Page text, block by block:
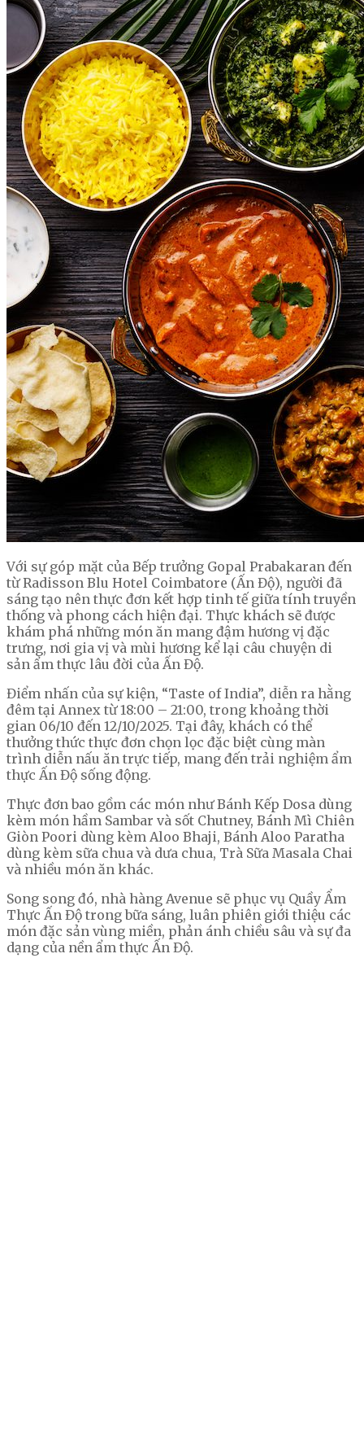
Với sự góp mặt của Bếp trưởng Gopal Prabakaran đến
từ Radisson Blu Hotel Coimbatore (Ấn Độ), người đã
sáng tạo nên thực đơn kết hợp tinh tế giữa tính truyền
thống và phong cách hiện đại. Thực khách sẽ được
khám phá những món ăn mang đậm hương vị đặc
trưng, nơi gia vị và mùi hương kể lại câu chuyện di
sản ẩm thực lâu đời của Ấn Độ.
Điểm nhấn của sự kiện, “Taste of India”, diễn ra hằng
đêm tại Annex từ 18:00 – 21:00, trong khoảng thời
gian 06/10 đến 12/10/2025. Tại đây, khách có thể
thưởng thức thực đơn chọn lọc đặc biệt cùng màn
trình diễn nấu ăn trực tiếp, mang đến trải nghiệm ẩm
thực Ấn Độ sống động.
Thực đơn bao gồm các món như Bánh Kếp Dosa dùng
kèm món hầm Sambar và sốt Chutney, Bánh Mì Chiên
Giòn Poori dùng kèm Aloo Bhaji, Bánh Aloo Paratha
dùng kèm sữa chua và dưa chua, Trà Sữa Masala Chai
và nhiều món ăn khác.
Song song đó, nhà hàng Avenue sẽ phục vụ Quầy Ẩm
Thực Ấn Độ trong bữa sáng, luân phiên giới thiệu các
món đặc sản vùng miền, phản ánh chiều sâu và sự đa
dạng của nền ẩm thực Ấn Độ.